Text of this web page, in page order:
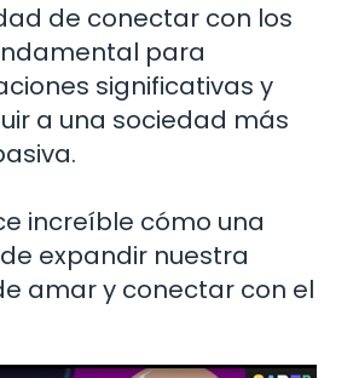
de conectar con los
para
significativas y
a una sociedad más
increíble cómo una
expandir nuestra
amar y conectar con el